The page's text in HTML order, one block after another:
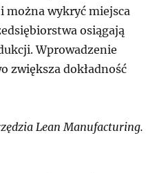
można wykryć miejsca
osiągają
Wprowadzenie
zwiększa dokładność
Lean Manufacturing.